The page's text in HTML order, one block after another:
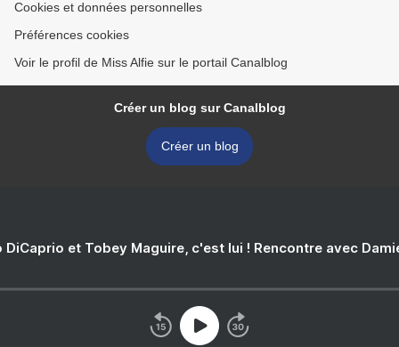
Cookies et données personnelles
Préférences cookies
Voir le profil de Miss Alfie sur le portail Canalblog
Créer un blog sur Canalblog
Créer un blog
DiCaprio et Tobey Maguire, c'est lui ! Rencontre avec